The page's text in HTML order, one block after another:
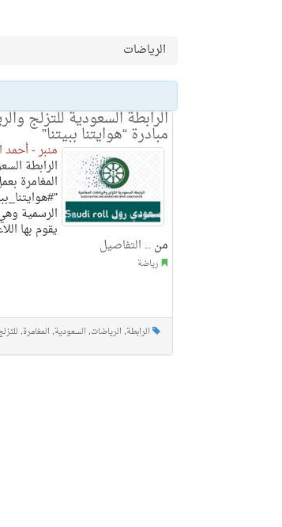
الرياضات
الرابطة السعودية للتزلج
مبادرة “هوايتنا ببيتنا”
منبر - أحمد
الرابطة
المغامرة
الرسمية
يقوم بها
من .. التفاصيل
رياضة
الرابطة, الرياضات, السعودية, المغامرة,